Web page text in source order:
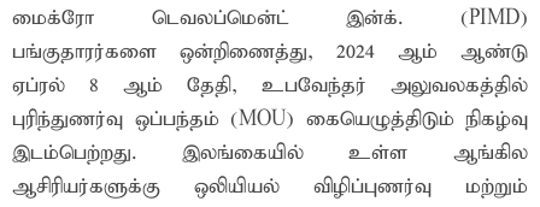
மைக்ரோ டெவலப்மென்ட் இன்க். (PIMD)
பங்குதாரர்களை ஒன்றிணைத்து, 2024 ஆம் ஆண்டு
ஏப்ரல் 8 ஆம் தேதி, உபவேந்தர் அலுவலகத்தில்
புரிந்துணர்வு ஒப்பந்தம் (MOU) கையெழுத்திடும் நிகழ்வு
இடம்பெற்றது. இலங்கையில் உள்ள ஆங்கில
ஆசிரியர்களுக்கு ஒலியியல் விழிப்புணர்வு மற்றும்